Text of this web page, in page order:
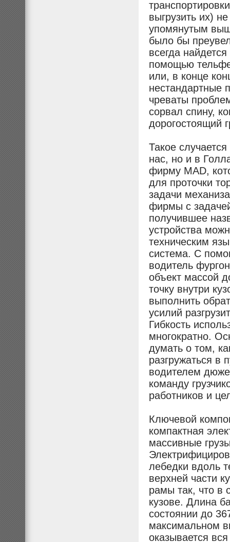
выгрузить их)
упомянутым
было бы
всегда
помощью
или, в конце
нестандартные
чреваты
сорвал спину,
дорогостоящий
Такое
нас, но и в
фирму MAD,
для проточки
задачи
фирмы с
получившее
устройства
техническим
система. С
водитель
объект массой
точку внутри
выполнить
усилий
Гибкость
многократно.
думать о том,
разгружаться в
водителем
команду
работников и
Ключевой
компактная
массивные
лебедки вдоль
верхней части
рамы так, что в
кузове. Длина
состоянии до
максимальном
оказывается